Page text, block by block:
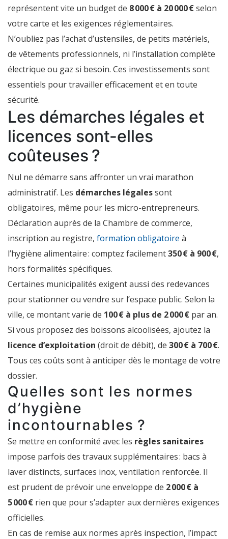
représentent vite un budget de 8 000 € à 20 000 €selon
votre carte et les exigences réglementaires.
N’oubliez pas l’achat d’ustensiles, de petits matériels,
de vêtements professionnels, ni l’installation complète
électrique ou gaz si besoin. Ces investissements sont
essentiels pour travailler efficacement et en toute
sécurité.
Les démarches légales et
licences sont-elles
coûteuses ?
Nul ne démarre sans affronter un vrai marathon
administratif. Les démarches légalessont
obligatoires, même pour les micro-entrepreneurs.
Déclaration auprès de la Chambre de commerce,
inscription au registre, formation obligatoire à
l’hygiène alimentaire : comptez facilement350 € à 900 €,
hors formalités spécifiques.
Certaines municipalités exigent aussi des redevances
pour stationner ou vendre sur l’espace public. Selon la
ville, ce montant varie de 100 € à plus de 2 000 € par an.
Si vous proposez des boissons alcoolisées, ajoutez la
licence d’exploitation (droit de débit), de 300 € à 700 €.
Tous ces coûts sont à anticiper dès le montage de votre
dossier.
Quelles sont les normes
d’hygiène
incontournables ?
Se mettre en conformité avec les règles sanitaires
impose parfois des travaux supplémentaires : bacs à
laver distincts, surfaces inox, ventilation renforcée. Il
est prudent de prévoir une enveloppe de 2 000 € à
5 000 € rien que pour s’adapter aux dernières exigences
officielles.
En cas de remise aux normes après inspection, l’impact